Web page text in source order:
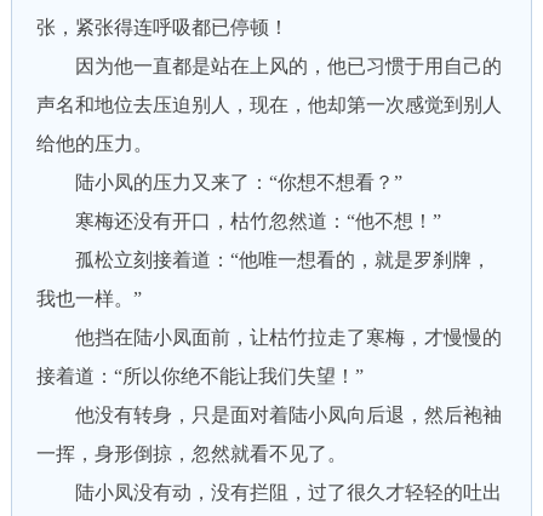
张，紧张得连呼吸都已停顿！
因为他一直都是站在上风的，他已习惯于用自己的
声名和地位去压迫别人，现在，他却第一次感觉到别人
给他的压力。
陆小凤的压力又来了：“你想不想看？”
寒梅还没有开口，枯竹忽然道：“他不想！”
孤松立刻接着道：“他唯一想看的，就是罗刹牌，
我也一样。”
他挡在陆小凤面前，让枯竹拉走了寒梅，才慢慢的
接着道：“所以你绝不能让我们失望！”
他没有转身，只是面对着陆小凤向后退，然后袍袖
一挥，身形倒掠，忽然就看不见了。
陆小凤没有动，没有拦阻，过了很久才轻轻的吐出